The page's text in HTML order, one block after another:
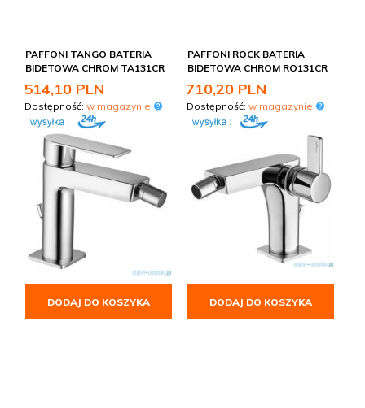
PAFFONI TANGO BATERIA
BIDETOWA CHROM TA131CR
514,10 PLN
Dostępność: w magazynie
DODAJ DO KOSZYKA
PAFFONI ROCK BATERIA
BIDETOWA CHROM RO131CR
710,20 PLN
Dostępność: w magazynie
DODAJ DO KOSZYKA